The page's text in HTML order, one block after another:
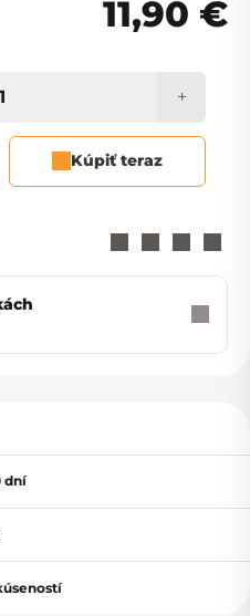
11,90 €
+
Kúpiť teraz
dní